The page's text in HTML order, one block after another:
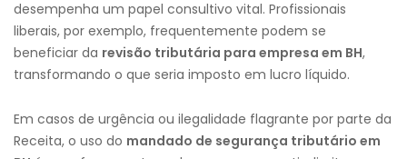
desempenha um papel consultivo vital. Profissionais
liberais, por exemplo, frequentemente podem se
beneficiar da revisão tributária para empresa em BH,
transformando o que seria imposto em lucro líquido.
Em casos de urgência ou ilegalidade flagrante por parte da
Receita, o uso do mandado de segurança tributário em